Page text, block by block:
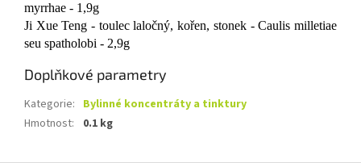
myrrhae - 1,9g
Ji Xue Teng - toulec laločný, kořen, stonek - Caulis milletiae
seu spatholobi - 2,9g
Doplňkové parametry
Kategorie: Bylinné koncentráty a tinktury
Hmotnost: 0.1 kg